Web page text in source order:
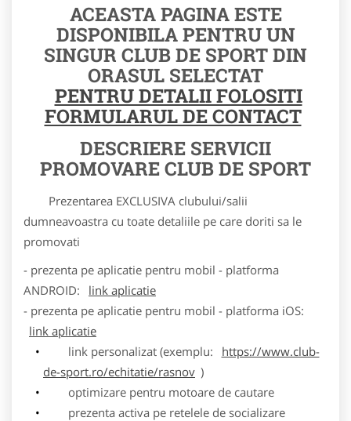
ACEASTA PAGINA ESTE
DISPONIBILA PENTRU UN
SINGUR CLUB DE SPORT DIN
ORASUL SELECTAT
PENTRU DETALII FOLOSITI
FORMULARUL DE CONTACT
DESCRIERE SERVICII
PROMOVARE CLUB DE SPORT
Prezentarea EXCLUSIVA clubului/salii
dumneavoastra cu toate detaliile pe care doriti sa le
promovati
- prezenta pe aplicatie pentru mobil - platforma
ANDROID:
link aplicatie
- prezenta pe aplicatie pentru mobil - platforma iOS:
link aplicatie
link personalizat (exemplu:
https://www.club-
de-sport.ro/echitatie/rasnov )
optimizare pentru motoare de cautare
prezenta activa pe retelele de socializare